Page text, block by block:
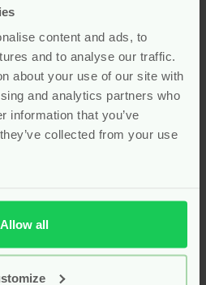
content and ads, to
and to analyse our traffic.
about your use of our site with
and analytics partners who
information that you’ve
collected from your use
Allow all
start met onze
natuurlijke
voor baby’s en
bevatten zorgvuldig
zonder kunstmatige
kleur-, geur- en
om
omega-3
veilige en milde manier. Kies
op de voeding van je
en kindvriendelijke